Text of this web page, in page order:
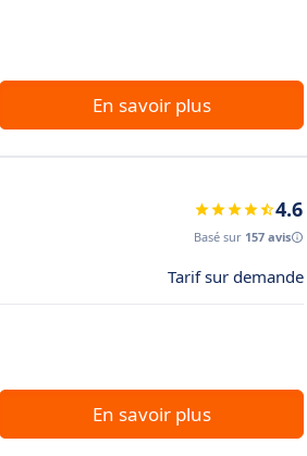
En savoir plus
4.6
Basé sur 157 avis
Tarif sur demande
En savoir plus